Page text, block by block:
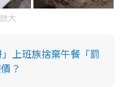
大
上班族捨棄午餐「罰
？